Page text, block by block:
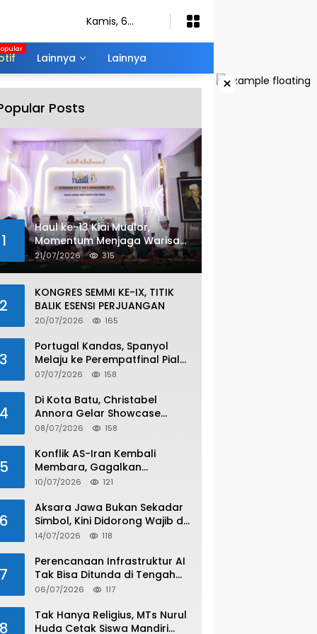
Kamis, 6
Lainnya Lainnya
×
Posts
1
Haul ke-13 Kiai Mudlor,
Momentum Menjaga Warisan
Nilai Ulama
21/07/2026 315
2
KONGRES SEMMI KE-IX, TITIK
BALIK ESENSI PERJUANGAN
20/07/2026 165
3
Portugal Kandas, Spanyol
Melaju ke Perempatfinal Piala
Dunia 2026
07/07/2026 158
4
Di Kota Batu, Christabel
Annora Gelar Showcase
Spesial Satu Dekade
08/07/2026 158
5
Konflik AS-Iran Kembali
Membara, Gagalkan
Gencatan Senjata
10/07/2026 121
6
Aksara Jawa Bukan Sekadar
Simbol, Kini Didorong Wajib di
SMA/SMK
14/07/2026 118
7
Perencanaan Infrastruktur AI
Tak Bisa Ditunda di Tengah
Lonjakan Adopsi
06/07/2026 117
8
Tak Hanya Religius, MTs Nurul
Huda Cetak Siswa Mandiri